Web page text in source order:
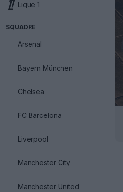
Ligue 1
SQUADRE
Arsenal
Bayern München
Chelsea
FC Barcelona
Liverpool
Manchester City
Manchester United